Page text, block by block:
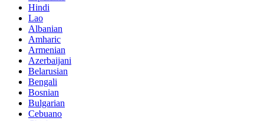
Hindi
Lao
Albanian
Amharic
Armenian
Azerbaijani
Belarusian
Bengali
Bosnian
Bulgarian
Cebuano